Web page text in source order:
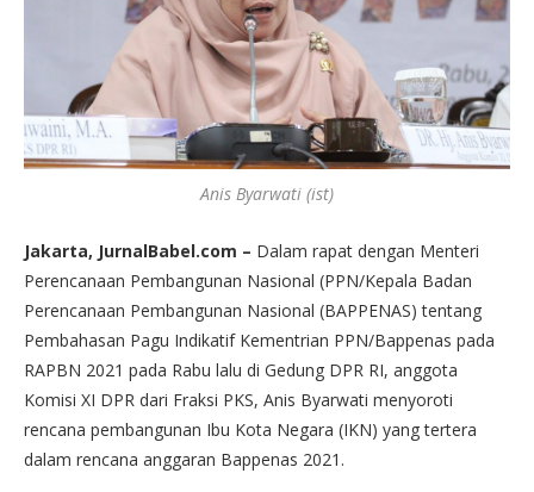
Anis Byarwati (ist)
Jakarta, JurnalBabel.com – Dalam rapat dengan Menteri
Perencanaan Pembangunan Nasional (PPN/Kepala Badan
Perencanaan Pembangunan Nasional (BAPPENAS) tentang
Pembahasan Pagu Indikatif Kementrian PPN/Bappenas pada
RAPBN 2021 pada Rabu lalu di Gedung DPR RI, anggota
Komisi XI DPR dari Fraksi PKS, Anis Byarwati menyoroti
rencana pembangunan Ibu Kota Negara (IKN) yang tertera
dalam rencana anggaran Bappenas 2021.